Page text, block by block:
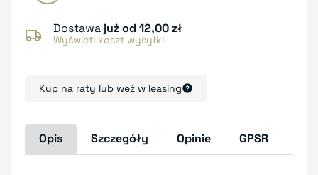
Dostawa już od 12,00 zł
Wyświetl koszt wysyłki
Kup na raty lub weź w leasing
Opis Szczegóły Opinie GPSR